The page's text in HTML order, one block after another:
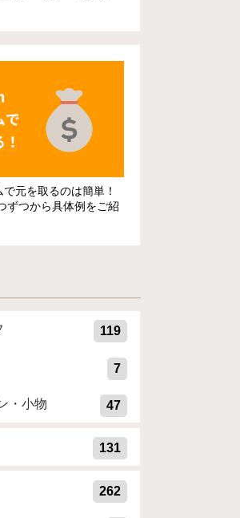
元を取るのは簡単！
ずつから具体例をご紹
119
7
・小物 47
131
262